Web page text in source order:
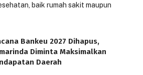
baik rumah sakit maupun
Bankeu 2027 Dihapus,
Diminta Maksimalkan
Daerah